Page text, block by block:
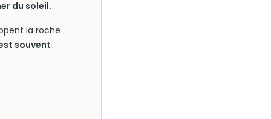
du soleil.
la roche
souvent